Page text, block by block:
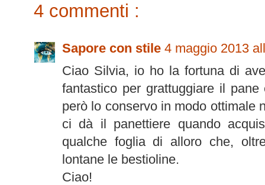
4 commenti :
Sapore con stile 4 maggio 2013
Ciao Silvia, io ho la fortuna di
fantastico per grattuggiare il
però lo conservo in modo ottimale
ci dà il panettiere quando
qualche foglia di alloro che,
lontane le bestioline.
Ciao!